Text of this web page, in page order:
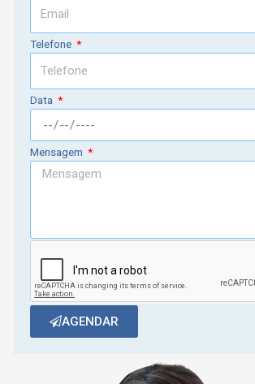
Telefone
Data
Mensagem
AGENDAR